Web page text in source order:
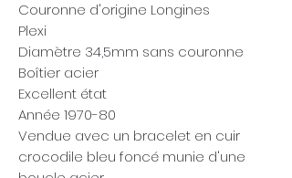
Couronne d'origine Longines
Plexi
Diamètre 34,5mm sans couronne
Boîtier acier
Excellent état
Année 1970-80
Vendue avec un bracelet en cuir
crocodile bleu foncé munie d'une